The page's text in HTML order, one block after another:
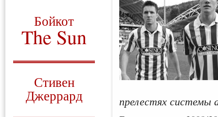
Бойкот
The Sun
Стивен
Джеррард
прелестях системы